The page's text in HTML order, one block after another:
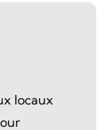
locaux